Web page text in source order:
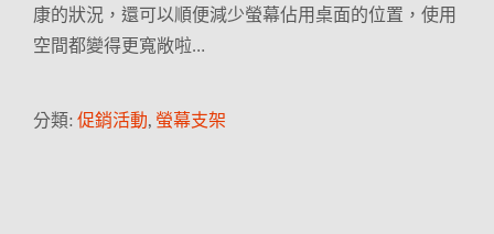
康的狀況，還可以順便減少螢幕佔用桌面的位置，使用
空間都變得更寬敞啦…
分類: 促銷活動, 螢幕支架